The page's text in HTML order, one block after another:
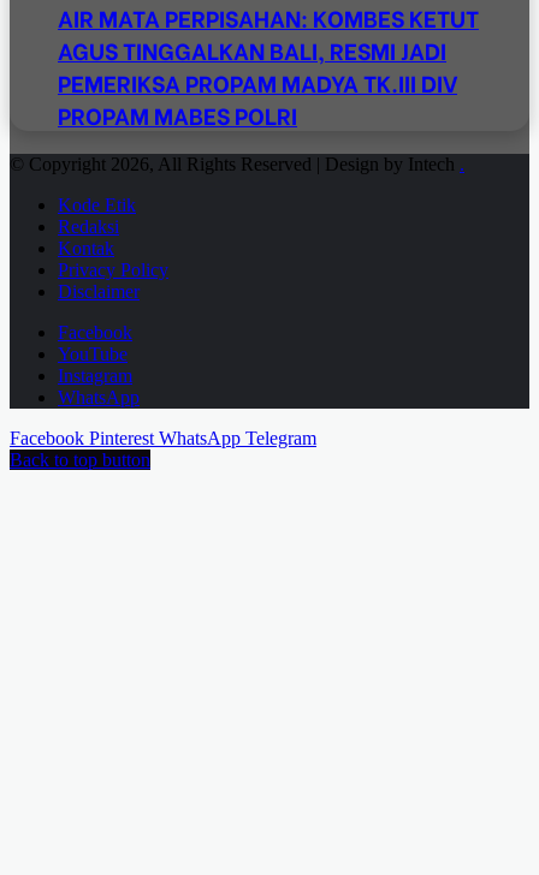
AIR MATA PERPISAHAN: KOMBES KETUT
AGUS TINGGALKAN BALI, RESMI JADI
PEMERIKSA PROPAM MADYA TK.III DIV
PROPAM MABES POLRI
© Copyright 2026, All Rights Reserved | Design by Intech .
Kode Etik
Redaksi
Kontak
Privacy Policy
Disclaimer
Facebook
YouTube
Instagram
WhatsApp
Facebook Pinterest WhatsApp Telegram
Back to top button